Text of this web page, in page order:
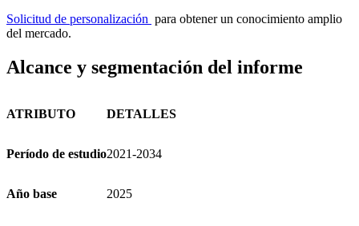
Solicitud de personalización para obtener un conocimiento amplio
del mercado.
Alcance y segmentación del informe
ATRIBUTO DETALLES
Período de estudio2021-2034
Año base 2025